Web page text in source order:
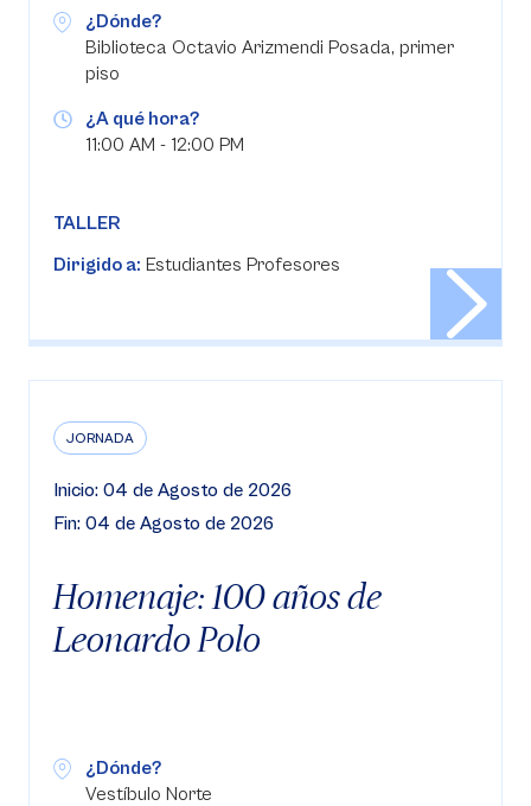
¿Dónde?
Biblioteca Octavio Arizmendi Posada, primer
piso
¿A qué hora?
11:00 AM - 12:00 PM
TALLER
Dirigido a: Estudiantes Profesores
JORNADA
Inicio: 04 de Agosto de 2026
Fin: 04 de Agosto de 2026
Homenaje: 100 años de
Leonardo Polo
¿Dónde?
Vestíbulo Norte